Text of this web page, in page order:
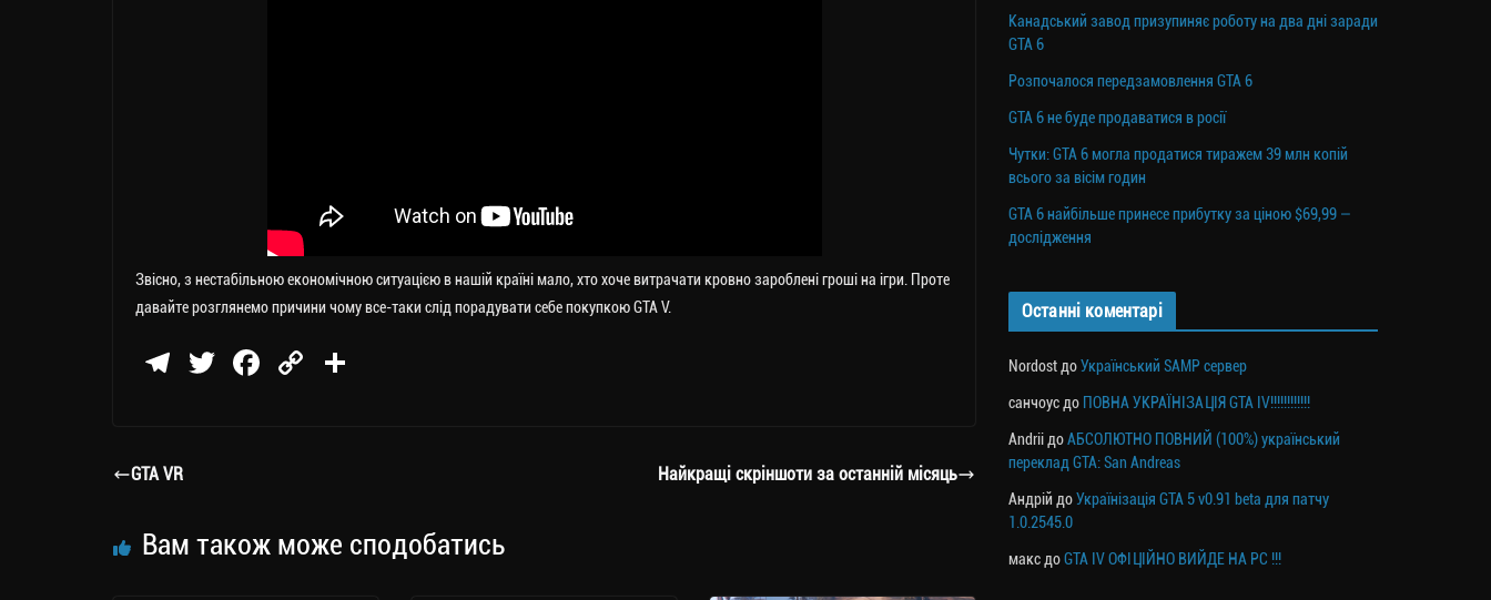
Звісно, з нестабільною економічною ситуацією в нашій країні мало, хто хоче витрачати кровно зароблені гроші на ігри. Проте
давайте розглянемо причини чому все-таки слід порадувати себе покупкою GTA V.
Te
a
T
Fa
C
ся
GTA VR Найкращі скріншоти за останній місяць
Вам також може сподобатись
Канадський завод призупиняє роботу на два дні заради
GTA 6
Розпочалося передзамовлення GTA 6
GTA 6 не буде продаватися в росії
Чутки: GTA 6 могла продатися тиражем 39 млн копій
всього за вісім годин
GTA 6 найбільше принесе прибутку за ціною $69,99 —
дослідження
Останні коментарі
Nordost доУкраїнський SAMP сервер
санчоус до ПОВНА УКРАЇНІЗАЦІЯ GTA IV!!!!!!!!!!!!
Andrii доАБСОЛЮТНО ПОВНИЙ (100%) український
переклад GTA: San Andreas
Андрій доУкраїнізація GTA 5 v0.91 beta для патчу
1.0.2545.0
макс доGTA IV ОФІЦІЙНО ВИЙДЕ НА PC !!!